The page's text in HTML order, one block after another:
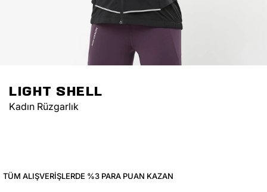
LIGHT SHELL
Kadın Rüzgarlık
TÜM ALIŞVERIŞLERDE %3 PARA PUAN KAZAN